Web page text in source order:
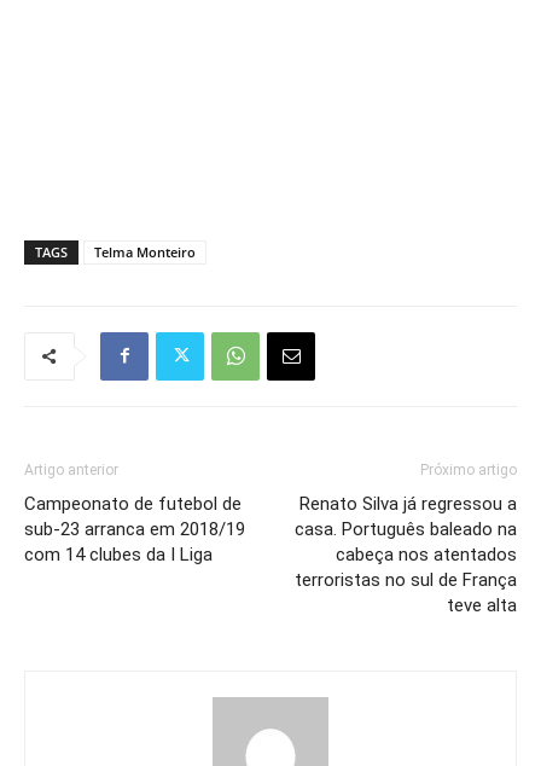
TAGS Telma Monteiro
Artigo anterior
Campeonato de futebol de
sub-23 arranca em 2018/19
com 14 clubes da I Liga
Próximo artigo
Renato Silva já regressou a
casa. Português baleado na
cabeça nos atentados
terroristas no sul de França
teve alta